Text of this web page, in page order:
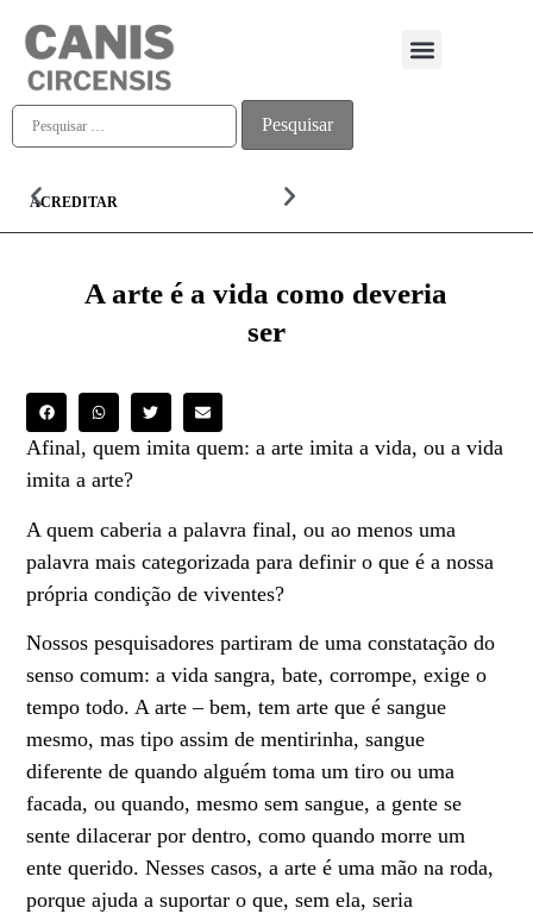
ACREDITAR
A arte é a vida como deveria
ser
Afinal, quem imita quem: a arte imita a vida, ou a vida
imita a arte?
A quem caberia a palavra final, ou ao menos uma
palavra mais categorizada para definir o que é a nossa
própria condição de viventes?
Nossos pesquisadores partiram de uma constatação do
senso comum: a vida sangra, bate, corrompe, exige o
tempo todo. A arte – bem, tem arte que é sangue
mesmo, mas tipo assim de mentirinha, sangue
diferente de quando alguém toma um tiro ou uma
facada, ou quando, mesmo sem sangue, a gente se
sente dilacerar por dentro, como quando morre um
ente querido. Nesses casos, a arte é uma mão na roda,
porque ajuda a suportar o que, sem ela, seria